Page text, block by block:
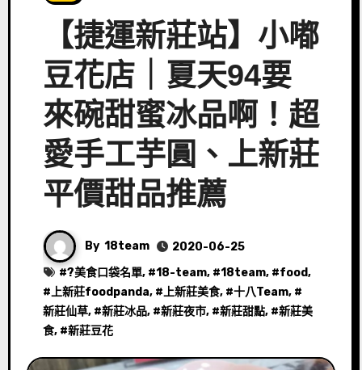
【捷運新莊站】小嘟
豆花店｜夏天94要
來碗甜蜜冰品啊！超
愛手工芋圓、上新莊
平價甜品推薦
By 18team
2020-06-25
#?美食口袋名單, #18-team, #18team, #food,
#上新莊foodpanda, #上新莊美食, #十八Team, #
新莊仙草, #新莊冰品, #新莊夜市, #新莊甜點, #新莊美
食, #新莊豆花